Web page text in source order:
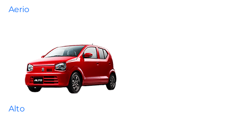
Aerio
Alto